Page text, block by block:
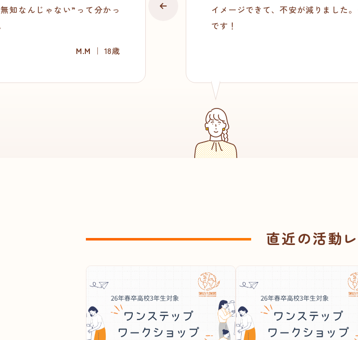
知なんじゃない”って分かっ
M.M ｜ 18歳
イメージできて、不安が減りました
です！
直近の活動